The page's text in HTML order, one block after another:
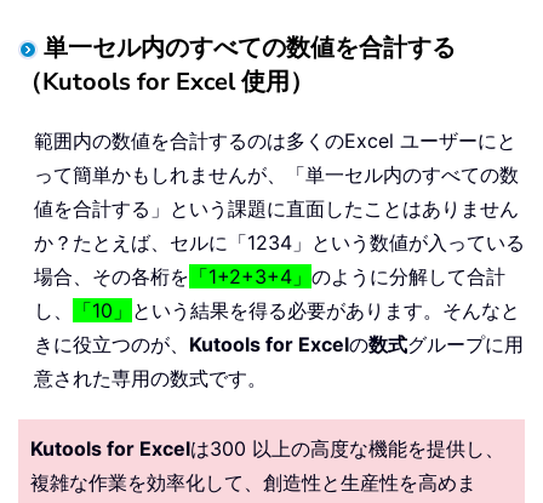
単一セル内のすべての数値を合計する
（Kutools for Excel 使用）
範囲内の数値を合計するのは多くのExcel ユーザーにと
って簡単かもしれませんが、「単一セル内のすべての数
値を合計する」という課題に直面したことはありません
か？たとえば、セルに「1234」という数値が入っている
場合、その各桁を 「1+2+3+4」 のように分解して合計
し、
「10」 という結果を得る必要があります。そんなと
きに役立つのが、 Kutools for Excelの数式グループに用
意された専用の数式です。
Kutools for Excelは300 以上の高度な機能を提供し、
複雑な作業を効率化して、創造性と生産性を高めま